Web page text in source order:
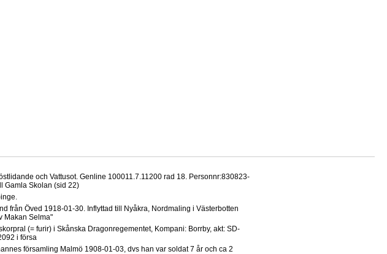
och Vattusot. Genline 100011.7.11200 rad 18. Personnr:830823-
Gamla Skolan (sid 22)
från Öved 1918-01-30. Inflyttad till Nyåkra, Nordmaling i Västerbotten
Makan Selma"
(= furir) i Skånska Dragonregementet, Kompani: Borrby, akt: SD-
i försa
församling Malmö 1908-01-03, dvs han var soldat 7 år och ca 2